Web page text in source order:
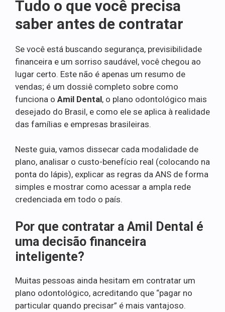
Tudo o que você precisa
saber antes de contratar
Se você está buscando segurança, previsibilidade
financeira e um sorriso saudável, você chegou ao
lugar certo. Este não é apenas um resumo de
vendas; é um dossiê completo sobre como
funciona o Amil Dental, o plano odontológico mais
desejado do Brasil, e como ele se aplica à realidade
das famílias e empresas brasileiras.
Neste guia, vamos dissecar cada modalidade de
plano, analisar o custo-benefício real (colocando na
ponta do lápis), explicar as regras da ANS de forma
simples e mostrar como acessar a ampla rede
credenciada em todo o país.
Por que contratar a Amil Dental é
uma decisão financeira
inteligente?
Muitas pessoas ainda hesitam em contratar um
plano odontológico, acreditando que “pagar no
particular quando precisar” é mais vantajoso.